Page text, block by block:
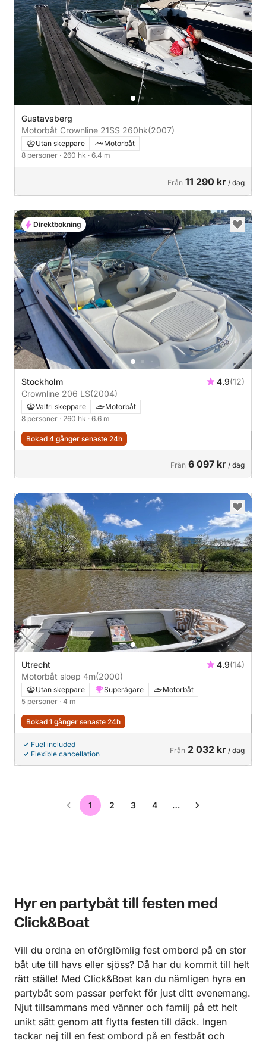
Gustavsberg
Motorbåt Crownline 21SS 260hk(2007)
Utan skeppare
Motorbåt
8 personer · 260 hk · 6.4 m
Från 11 290 kr / dag
Stockholm 4.9(12)
Crownline 206 LS(2004)
Valfri skeppare
Motorbåt
8 personer · 260 hk · 6.6 m
Bokad 4 gånger senaste 24h
Från 6 097 kr / dag
Direktbokning
Utrecht 4.9(14)
Motorbåt sloep 4m(2000)
Utan skeppare Superägare
Motorbåt
5 personer · 4 m
Bokad 1 gånger senaste 24h
Fuel included
Flexible cancellation
Från 2 032 kr / dag
1 2 3 4 …
Hyr en partybåt till festen med
Click&Boat
Vill du ordna en oförglömlig fest ombord på en stor
båt ute till havs eller sjöss? Då har du kommit till helt
rätt ställe! Med Click&Boat kan du nämligen hyra en
partybåt som passar perfekt för just ditt evenemang.
Njut tillsammans med vänner och familj på ett helt
unikt sätt genom att flytta festen till däck. Ingen
tackar nej till en fest ombord på en festbåt och